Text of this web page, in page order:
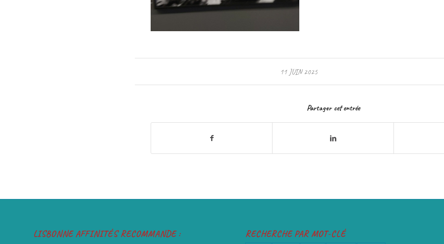
11 JUIN 2025
Partager cet entrée
LISBONNE AFFINITÉS RECOMMANDE : RECHERCHE PAR MOT-CLÉ